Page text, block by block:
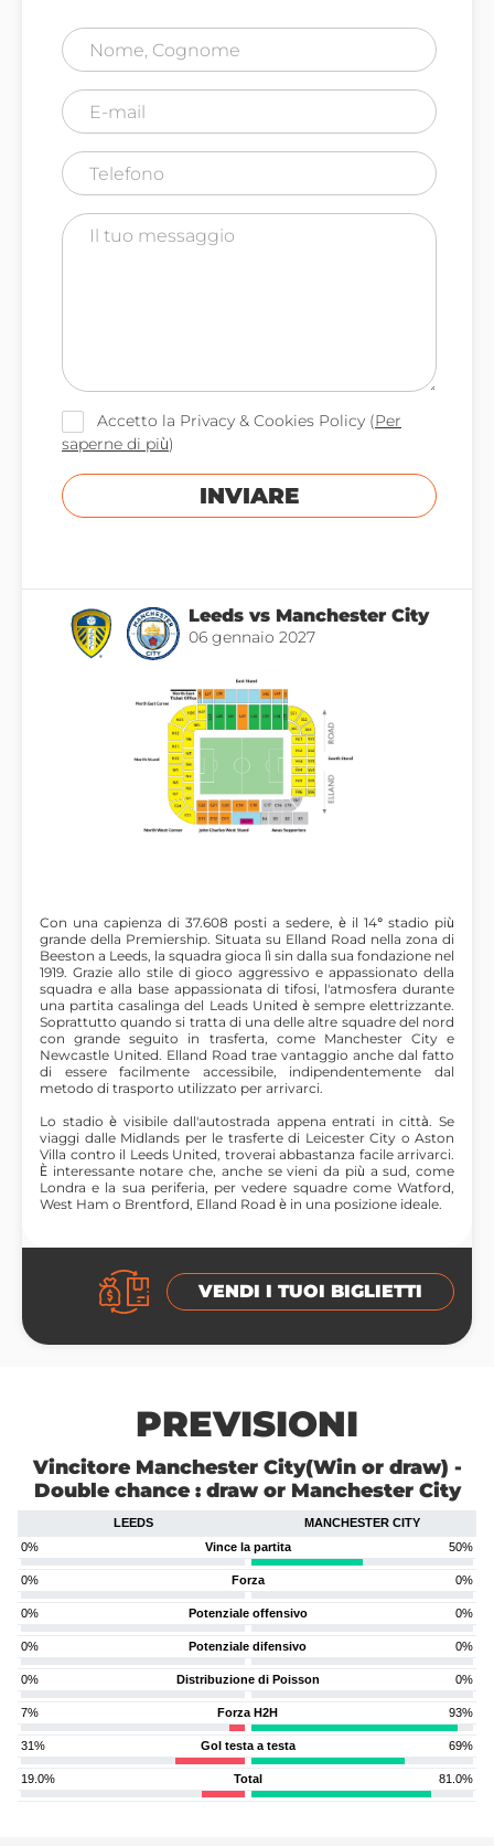
Accetto la Privacy & Cookies Policy (Per
saperne di più)
INVIARE
Leeds vs Manchester City
06 gennaio 2027
Con una capienza di 37.608 posti a sedere, è il 14° stadio più
grande della Premiership. Situata su Elland Road nella zona di
Beeston a Leeds, la squadra gioca lì sin dalla sua fondazione nel
1919. Grazie allo stile di gioco aggressivo e appassionato della
squadra e alla base appassionata di tifosi, l'atmosfera durante
una partita casalinga del Leads United è sempre elettrizzante.
Soprattutto quando si tratta di una delle altre squadre del nord
con grande seguito in trasferta, come Manchester City e
Newcastle United. Elland Road trae vantaggio anche dal fatto
di essere facilmente accessibile, indipendentemente dal
metodo di trasporto utilizzato per arrivarci.
Lo stadio è visibile dall'autostrada appena entrati in città. Se
viaggi dalle Midlands per le trasferte di Leicester City o Aston
Villa contro il Leeds United, troverai abbastanza facile arrivarci.
È interessante notare che, anche se vieni da più a sud, come
Londra e la sua periferia, per vedere squadre come Watford,
West Ham o Brentford, Elland Road è in una posizione ideale.
VENDI I TUOI BIGLIETTI
INVIARE
PREVISIONI
Vincitore Manchester City(Win or draw) -
Double chance : draw or Manchester City
LEEDS
MANCHESTER CITY
0%
Vince la partita 50%
0% Forza 0%
0% Potenziale offensivo 0%
0% Potenziale difensivo 0%
0% Distribuzione di Poisson 0%
7% Forza H2H 93%
31% Gol testa a testa 69%
19.0% Total 81.0%